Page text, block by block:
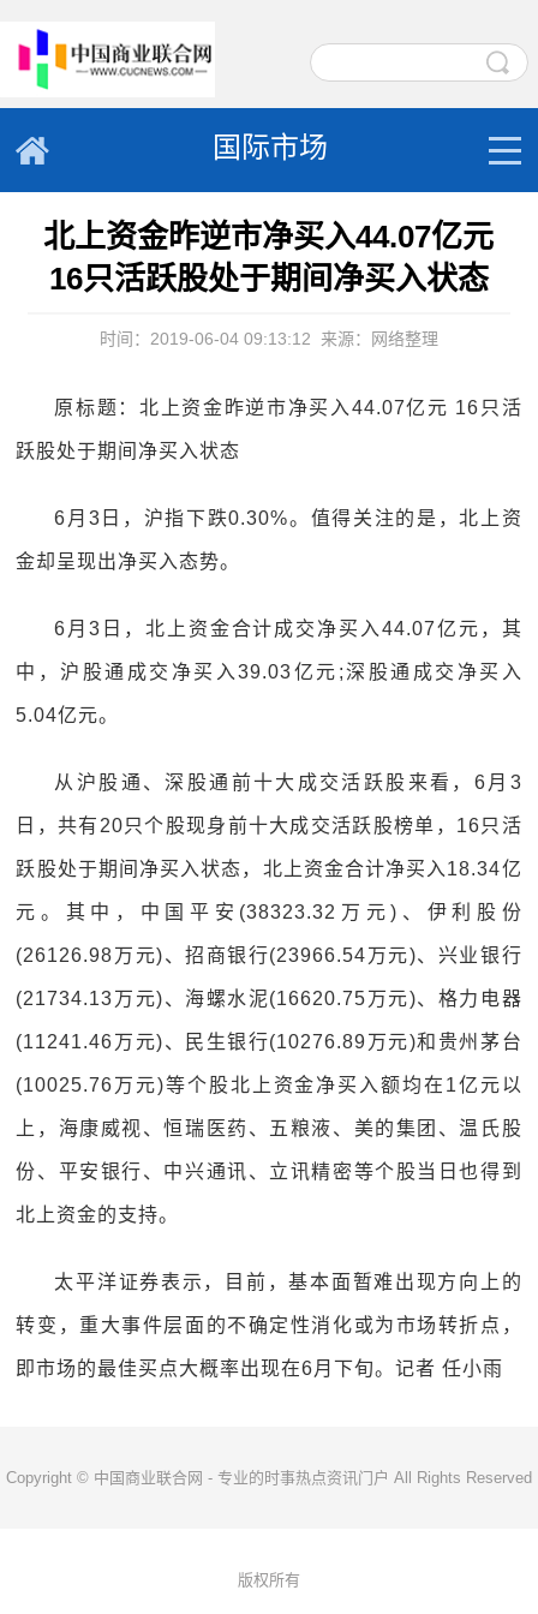
国际市场
北上资金昨逆市净买入44.07亿元
16只活跃股处于期间净买入状态
时间：2019-06-04 09:13:12 来源：网络整理
原标题：北上资金昨逆市净买入44.07亿元 16只活
跃股处于期间净买入状态
6月3日，沪指下跌0.30%。值得关注的是，北上资
金却呈现出净买入态势。
6月3日，北上资金合计成交净买入44.07亿元，其
中，沪股通成交净买入39.03亿元;深股通成交净买入
5.04亿元。
从沪股通、深股通前十大成交活跃股来看，6月3
日，共有20只个股现身前十大成交活跃股榜单，16只活
跃股处于期间净买入状态，北上资金合计净买入18.34亿
元。其中，中国平安(38323.32万元)、伊利股份
(26126.98万元)、招商银行(23966.54万元)、兴业银行
(21734.13万元)、海螺水泥(16620.75万元)、格力电器
(11241.46万元)、民生银行(10276.89万元)和贵州茅台
(10025.76万元)等个股北上资金净买入额均在1亿元以
上，海康威视、恒瑞医药、五粮液、美的集团、温氏股
份、平安银行、中兴通讯、立讯精密等个股当日也得到
北上资金的支持。
太平洋证券表示，目前，基本面暂难出现方向上的
转变，重大事件层面的不确定性消化或为市场转折点，
即市场的最佳买点大概率出现在6月下旬。记者 任小雨
Copyright © 中国商业联合网 - 专业的时事热点资讯门户 All Rights Reserved
版权所有